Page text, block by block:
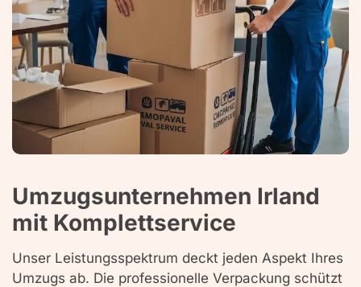
Umzugsunternehmen Irland
mit Komplettservice
Unser Leistungsspektrum deckt jeden Aspekt Ihres
Umzugs ab. Die professionelle Verpackung schützt